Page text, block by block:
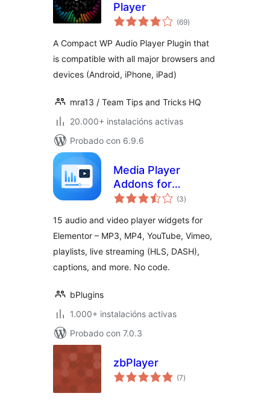
Player
(69valoracións
totais
)
A Compact WP Audio Player Plugin that
is compatible with all major browsers and
devices (Android, iPhone, iPad)
mra13 / Team Tips and Tricks HQ
20.000+ instalacións activas
Probado con 6.9.6
Media Player
Addons for
Elementor – audio
made easy
(3valoracións
totais
)
15 audio and video player widgets for
Elementor – MP3, MP4, YouTube, Vimeo,
playlists, live streaming (HLS, DASH),
captions, and more. No code.
bPlugins
1.000+ instalacións activas
Probado con 7.0.3
zbPlayer
(7valoracións
totais
)